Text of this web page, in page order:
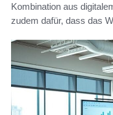
Kombination aus
zudem dafür, dass das